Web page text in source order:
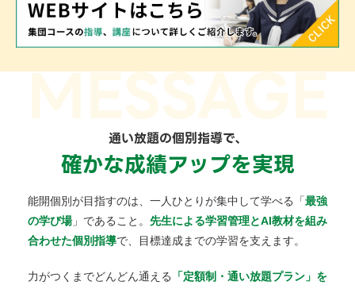
通い放題の個別指導で、
確かな成績アップを実現
能開個別が目指すのは、一人ひとりが集中して学べる「最強
の学び場」であること。 先生による学習管理とAI教材を組み
合わせた個別指導で、目標達成までの学習を支えます。
力がつくまでどんどん通える
「定額制・通い放題プラン」を